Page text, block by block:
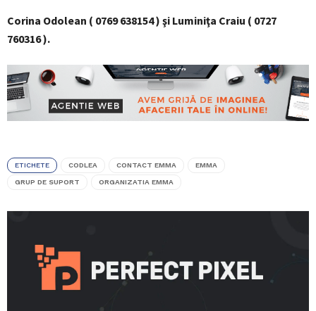
Corina Odolean ( 0769 638154 ) şi Luminiţa Craiu ( 0727
760316 ).
ETICHETE CODLEA CONTACT EMMA EMMA
GRUP DE SUPORT ORGANIZATIA EMMA